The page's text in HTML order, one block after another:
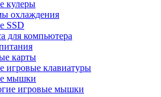
кулеры
охлаждения
SSD
для компьютера
карты
игровые клавиатуры
мышки
игровые мышки